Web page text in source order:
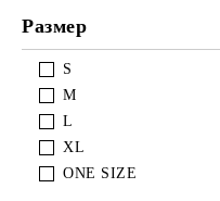
Размер
S
M
L
XL
ONE SIZE